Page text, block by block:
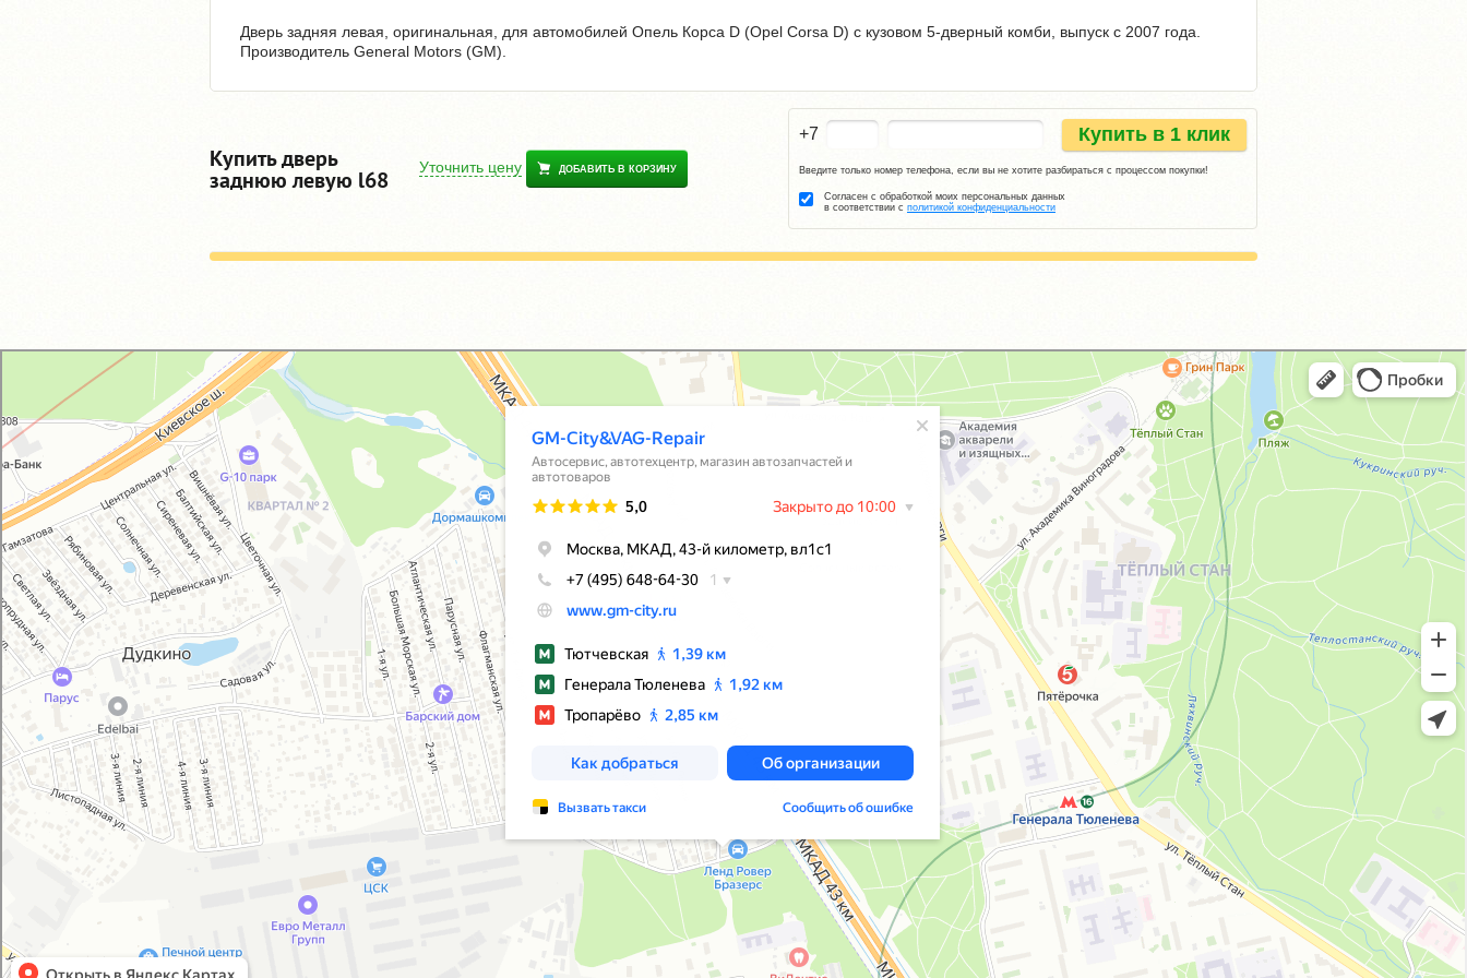
Дверь задняя левая, оригинальная, для автомобилей Опель Корса D (Opel Corsa D) с кузовом 5-дверный комби, выпуск с 2007 года.
Производитель General Motors (GM).
Купить дверь
заднюю левую l68 Уточнить цену ДОБАВИТЬ В КОРЗИНУ
+7 Купить в 1 клик
Введите только номер телефона, если вы не хотите разбираться с процессом покупки!
Согласен с обработкой моих персональных данных
в соответствии с политикой конфиденциальности
GM-City&VAG-Repair
Автосервис, автотехцентр в Москве
Магазин автозапчастей и автотоваров в Москве